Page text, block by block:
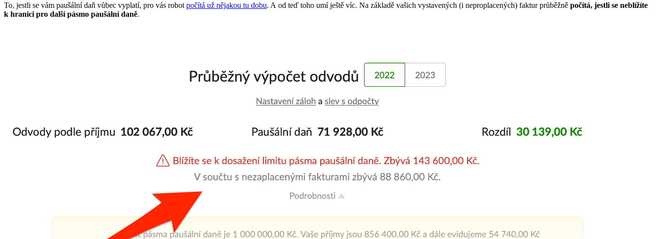
To, jestli se vám paušální daň vůbec vyplatí, pro vás robot počítá už nějakou tu dobu. A od teď toho umí ještě víc. Na základě vašich vystavených (i neproplacených) faktur průběžně počítá, jestli se neblížíte
k hranici pro další pásmo paušální daně.